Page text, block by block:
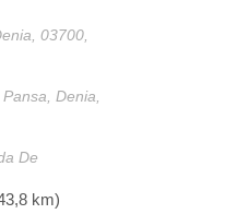
03700,
Denia,
De
km)